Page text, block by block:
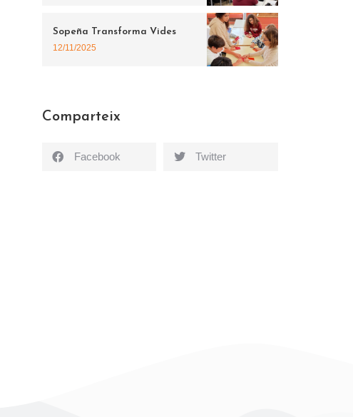
Sopeña Transforma Vides
12/11/2025
Comparteix
Facebook Twitter